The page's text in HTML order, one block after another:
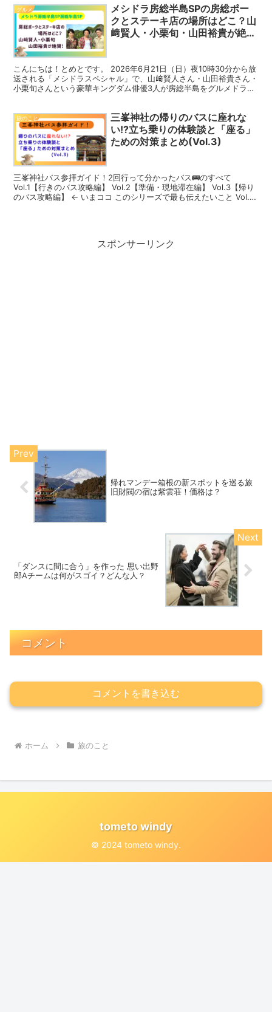
グルメ
メシドラ房総半島SPの房総ポー
クとステーキ店の場所はどこ？山
﨑賢人・小栗旬・山田裕貴が絶
こんにちは！とめとです。 2026年6月21日（日）夜10時30分から放
送される「メシドラスペシャル」で、山﨑賢人さん・山田裕貴さん・
小栗旬さんという豪華キングダム俳優3人が房総半島をグルメドライ
旅のこと
三峯神社の帰りのバスに座れな
い!?立ち乗りの体験談と「座る」
ための対策まとめ(Vol.3)
三峯神社バス参拝ガイド！2回行って分かったバス🚌のすべて
Vol.1【行きのバス攻略編】 Vol.2【準備・現地滞在編】 Vol.3【帰り
のバス攻略編】 ← いまココ このシリーズで最も伝えたいこと Vol.1
スポンサーリンク
帰れマンデー箱根の新スポットを巡る旅
旧財閥の宿は紫雲荘！価格は？
「ダンスに間に合う」を作った 思い出野
郎Aチームは何がスゴイ？どんな人？
コメント
コメントを書き込む
ホーム 旅のこと
tometo windy
© 2024 tometo windy.